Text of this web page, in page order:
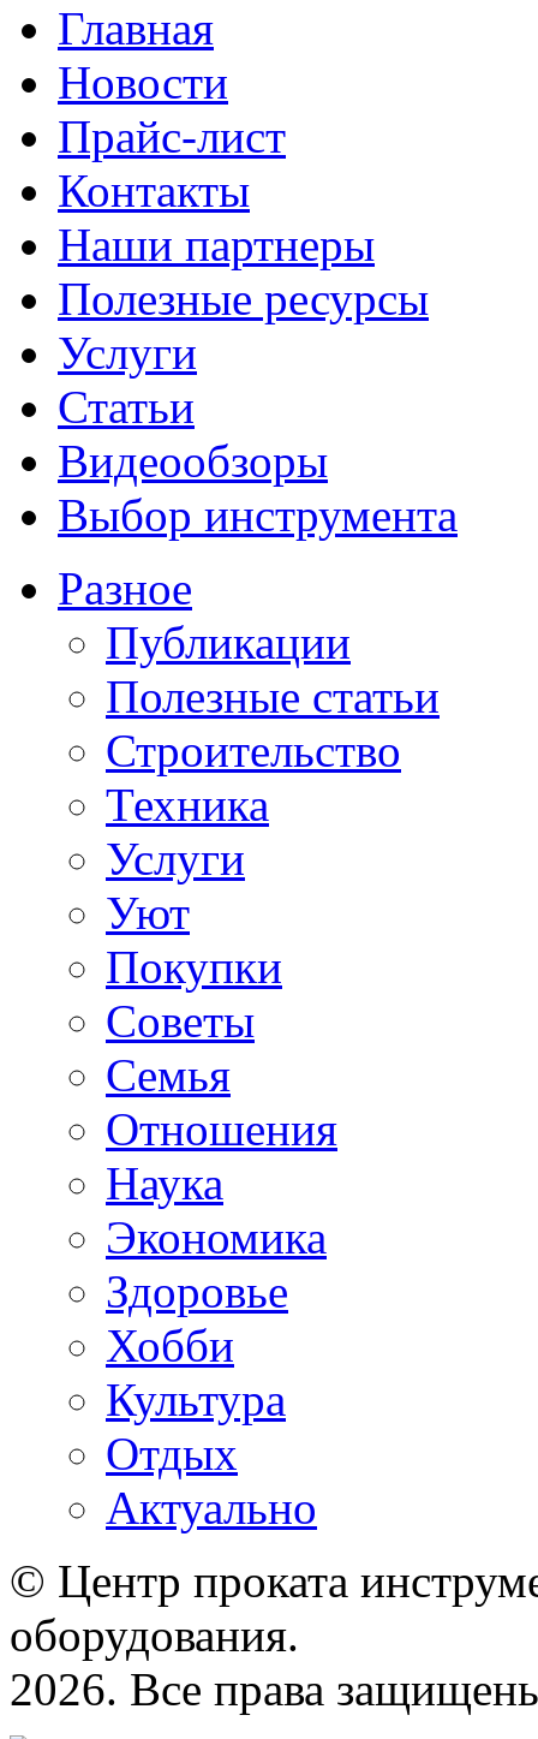
Главная
Новости
Прайс-лист
Контакты
Наши партнеры
Полезные ресурсы
Услуги
Статьи
Видеообзоры
Выбор инструмента
Разное
Публикации
Полезные статьи
Строительство
Техника
Услуги
Уют
Покупки
Советы
Семья
Отношения
Наука
Экономика
Здоровье
Хобби
Культура
Отдых
Актуально
© Центр проката
оборудования.
2026. Все права